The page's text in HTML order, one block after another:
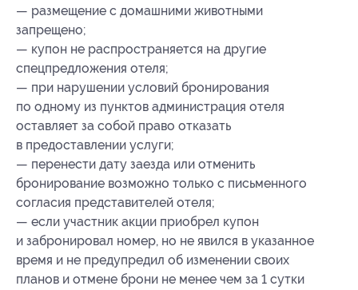
— размещение с домашними животными
запрещено;
— купон не распространяется на другие
спецпредложения отеля;
— при нарушении условий бронирования
по одному из пунктов администрация отеля
оставляет за собой право отказать
в предоставлении услуги;
— перенести дату заезда или отменить
бронирование возможно только с письменного
согласия представителей отеля;
— если участник акции приобрел купон
и забронировал номер, но не явился в указанное
время и не предупредил об изменении своих
планов и отмене брони не менее чем за 1 сутки